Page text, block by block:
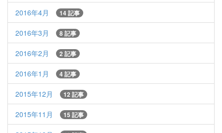
2016年4月 14 記事
2016年3月 8 記事
2016年2月 2 記事
2016年1月 4 記事
2015年12月 12 記事
2015年11月 15 記事